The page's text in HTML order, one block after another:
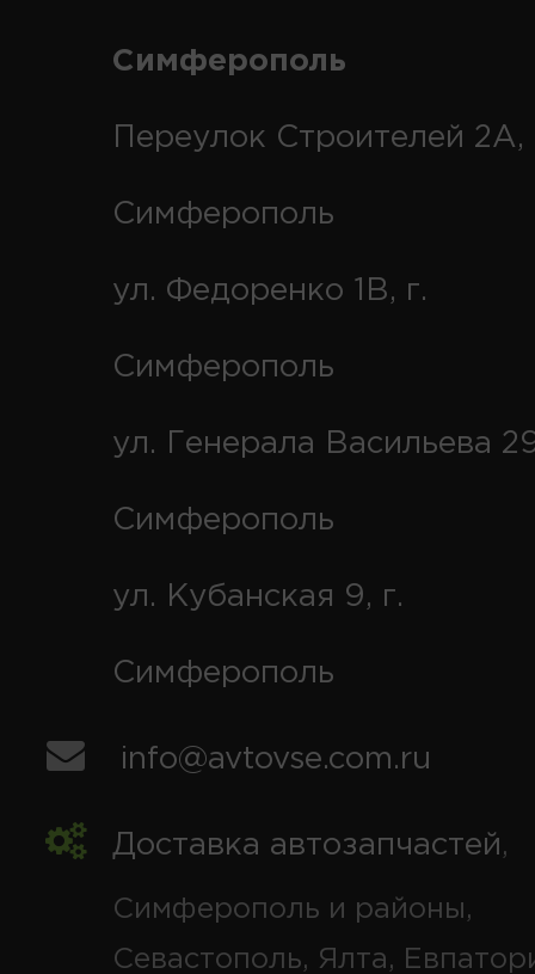
Симферополь
Переулок Строителей 2А,
Симферополь
ул. Федоренко 1В, г.
Симферополь
ул. Генерала Васильева
Симферополь
ул. Кубанская 9, г.
Симферополь
info@avtovse.com.ru
Доставка автозапчастей,
Симферополь и районы,
Севастополь, Ялта,